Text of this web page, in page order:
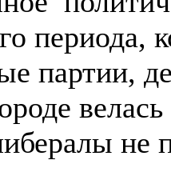
периода,
партии,
не